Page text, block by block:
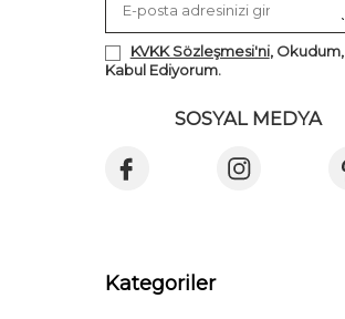
KVKK Sözleşmesi'ni, Okudum,
Kabul Ediyorum.
SOSYAL MEDYA
Kategoriler